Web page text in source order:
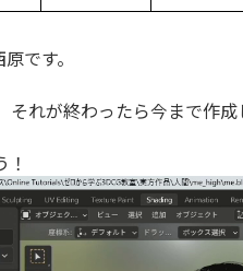
です。
れが終わったら今まで作成